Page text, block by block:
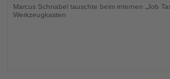
Marcus Schnabel tauschte beim internen „Job
Werkzeugkasten